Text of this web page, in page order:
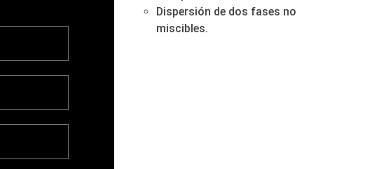
Dispersión de dos fases no
miscibles.